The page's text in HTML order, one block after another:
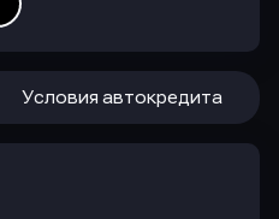
Условия автокредита